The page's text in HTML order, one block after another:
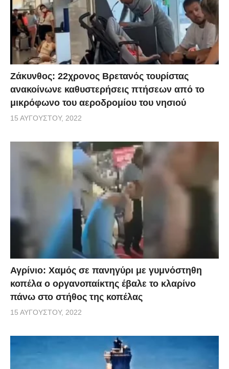
Ζάκυνθος: 22χρονος Βρετανός τουρίστας
ανακοίνωνε καθυστερήσεις πτήσεων από το
μικρόφωνο του αεροδρομίου του νησιού
15 ΑΥΓΟΎΣΤΟΥ, 2022
Αγρίνιο: Χαμός σε πανηγύρι με γυμνόστηθη
κοπέλα ο οργανοπαίκτης έβαλε το κλαρίνο
πάνω στο στήθος της κοπέλας
15 ΑΥΓΟΎΣΤΟΥ, 2022